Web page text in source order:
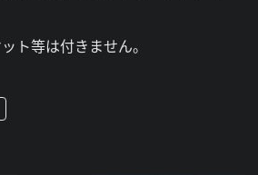
ト等は付きません。